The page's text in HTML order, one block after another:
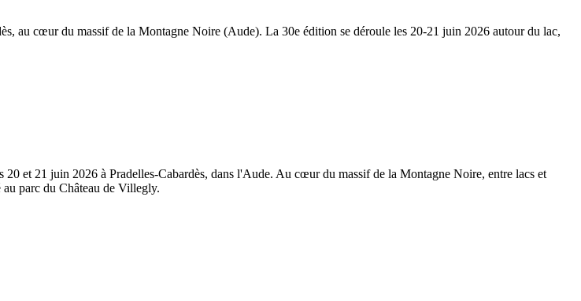
au cœur du massif de la Montagne Noire (Aude). La 30e édition se déroule les 20-21 juin 2026 autour du lac,
et 21 juin 2026 à Pradelles-Cabardès, dans l'Aude. Au cœur du massif de la Montagne Noire, entre lacs et
parc du Château de Villegly.